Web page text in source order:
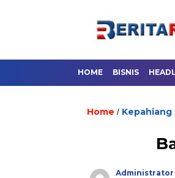
HOME BISNIS
Home / Kepahiang
Administrator